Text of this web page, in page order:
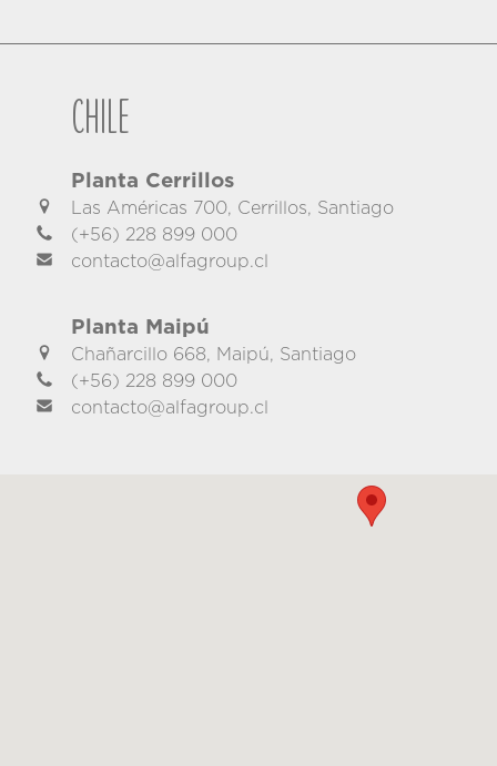
Chile
Planta Cerrillos
Las Américas 700, Cerrillos, Santiago
(+56) 228 899 000
contacto@alfagroup.cl
Planta Maipú
Chañarcillo 668, Maipú, Santiago
(+56) 228 899 000
contacto@alfagroup.cl